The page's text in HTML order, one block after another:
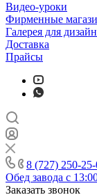
Видео-уроки
Фирменные
Галерея для
Доставка
Прайсы
8 (727) 250-25-
Обед завода с
Заказать звонок